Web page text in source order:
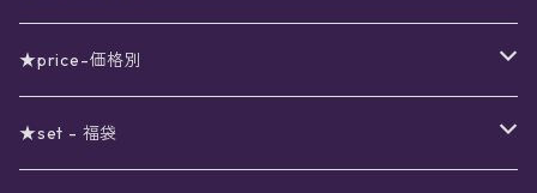
★price-価格別
セール
★set - 福袋